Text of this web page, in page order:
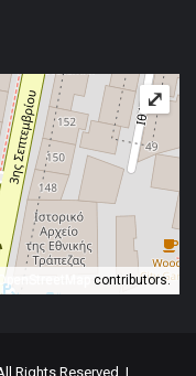
OpenStreetMap contributors.
⤢
Rights Reserved |